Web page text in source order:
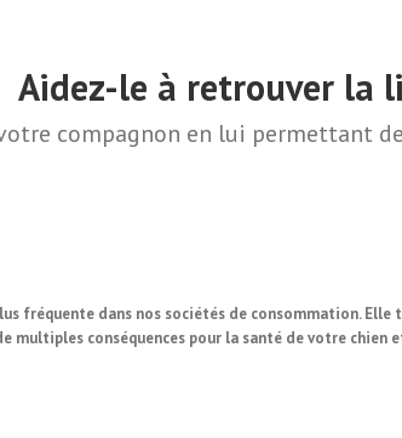
Aidez-le à retrouver la
compagnon en lui permettant
fréquente dans nos sociétés de consommation. Elle
multiples conséquences pour la santé de votre chien